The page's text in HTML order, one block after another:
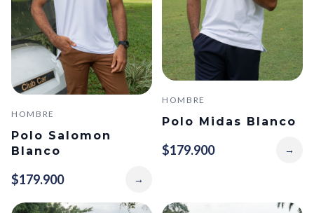
HOMBRE
Polo Salomon
Blanco
$179.900 →
HOMBRE
Polo Midas Blanco
$179.900 →